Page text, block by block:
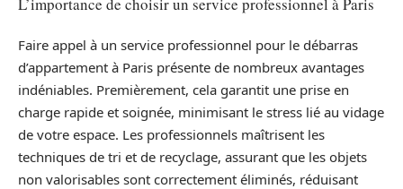
Faire appel à un service professionnel pour le débarras
d’appartement à Paris présente de nombreux avantages
indéniables. Premièrement, cela garantit une prise en
charge rapide et soignée, minimisant le stress lié au vidage
de votre espace. Les professionnels maîtrisent les
techniques de tri et de recyclage, assurant que les objets
non valorisables sont correctement éliminés, réduisant